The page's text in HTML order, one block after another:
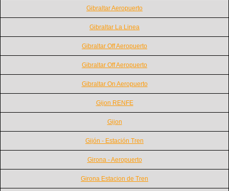
Gibraltar Aeropuerto
Gibraltar La Linea
Gibraltar Off Aeropuerto
Gibraltar Off Aeropuerto
Gibraltar On Aeropuerto
Gijon RENFE
Gijon
Gijón - Estación Tren
Girona - Aeropuerto
Girona Estacion de Tren